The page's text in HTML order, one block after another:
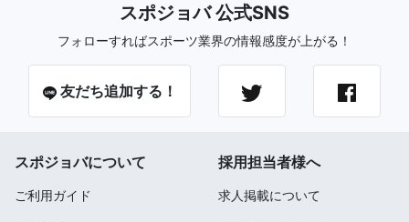
スポジョバ 公式SNS
フォローすればスポーツ業界の情報感度が上がる！
友だち追加する！
スポジョバについて
ご利用ガイド
採用担当者様へ
求人掲載について